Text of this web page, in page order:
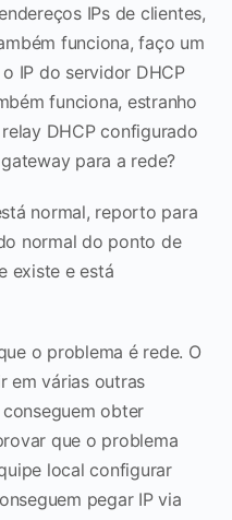
IPs de clientes,
funciona, faço um
IP do servidor DHCP
funciona, estranho
DHCP configurado
para a rede?
normal, reporto para
normal do ponto de
existe e está
o problema é rede. O
em várias outras
obter
que o problema
local configurar
pegar IP via